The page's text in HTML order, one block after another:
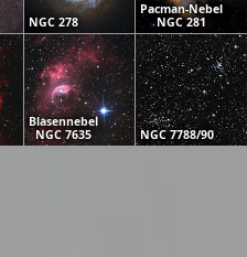
NGC 278
Pacman-Nebel
NGC 281
Blasennebel
NGC 7635
NGC 7788/90